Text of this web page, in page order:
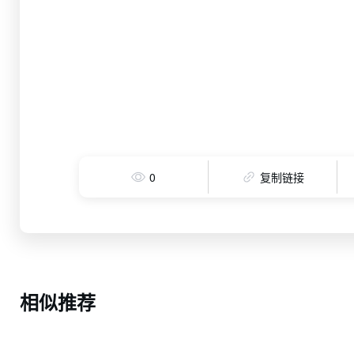
0 复制链接
相似推荐